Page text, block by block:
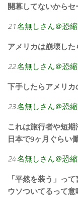
開幕してないからセ
21名無しさん＠恐
アメリカは崩壊した
22名無しさん＠恐
下手したらアメリ
23名無しさん＠恐
これは旅行者や短期
日本で9ヶ月ぐらい
24名無しさん＠恐
「平然を装う」っ
ウソついてるって意